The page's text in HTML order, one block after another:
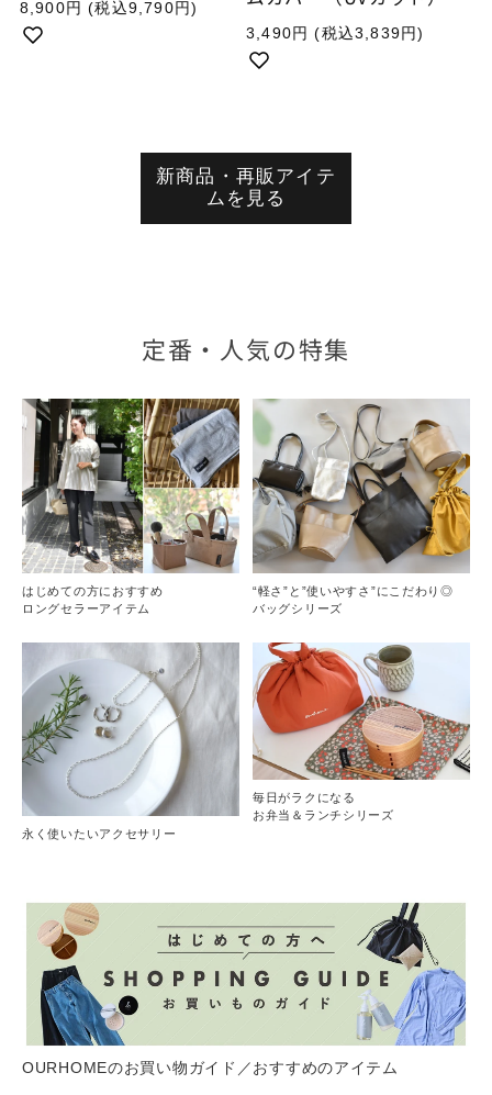
常
価
8,900円(税込9,790円)
通
常
価
3,490円(税込3,839円)
新商品・再販アイテ
ムを見る
定番・人気の特集
はじめての方におすすめ
ロングセラーアイテム
“軽さ”と”使いやすさ”にこだわり◎
バッグシリーズ
永く使いたいアクセサリー
毎日がラクになる
お弁当＆ランチシリーズ
OURHOMEのお買い物ガイド／おすすめのアイテム